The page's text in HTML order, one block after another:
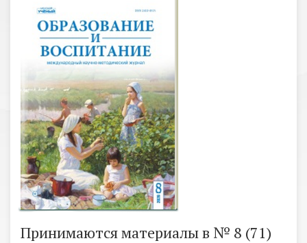
Принимаются материалы в № 8 (71)